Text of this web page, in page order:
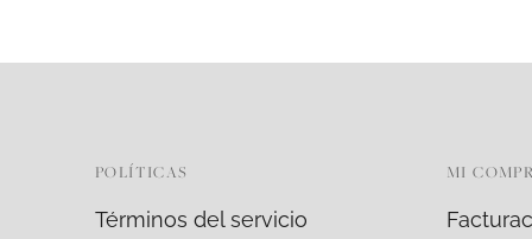
POLÍTICAS
Términos del servicio
MI